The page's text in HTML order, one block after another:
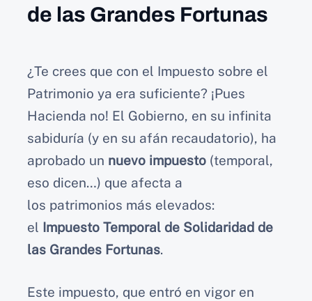
de las Grandes Fortunas
¿Te crees que con el Impuesto sobre el
Patrimonio ya era suficiente? ¡Pues
Hacienda no! El Gobierno, en su infinita
sabiduría (y en su afán recaudatorio), ha
aprobado un nuevo impuesto (temporal,
eso dicen…) que afecta a
los patrimonios más elevados:
el Impuesto Temporal de Solidaridad de
las Grandes Fortunas.
Este impuesto, que entró en vigor en